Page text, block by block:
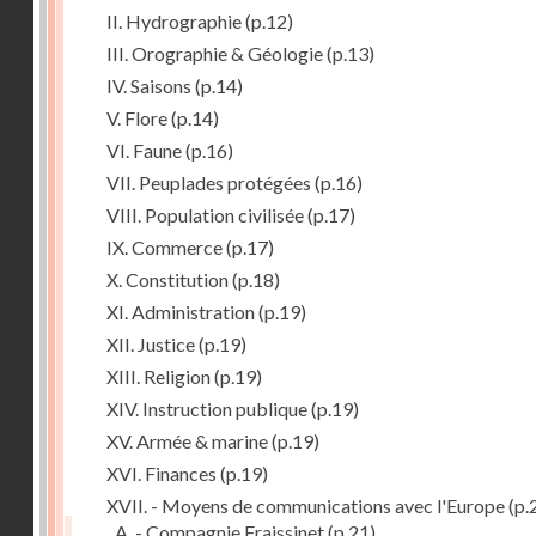
II. Hydrographie(p.12)
III. Orographie & Géologie(p.13)
IV. Saisons (p.14)
V. Flore(p.14)
VI. Faune(p.16)
VII. Peuplades protégées (p.16)
VIII. Population civilisée(p.17)
IX. Commerce(p.17)
X. Constitution(p.18)
XI. Administration(p.19)
XII. Justice(p.19)
XIII. Religion(p.19)
XIV. Instruction publique(p.19)
XV. Armée & marine(p.19)
XVI. Finances (p.19)
XVII. - Moyens de communications avec l'Europe